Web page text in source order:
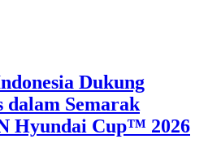
Dukung
dalam Semarak
Hyundai Cup™ 2026